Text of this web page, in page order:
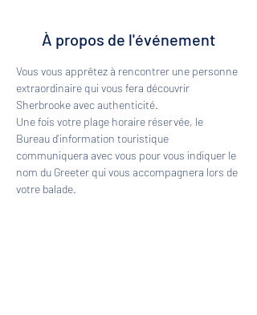
À propos de l'événement
Vous vous apprêtez à rencontrer une personne
extraordinaire qui vous fera découvrir
Sherbrooke avec authenticité.
Une fois votre plage horaire réservée, le
Bureau d'information touristique
communiquera avec vous pour vous indiquer le
nom du Greeter qui vous accompagnera lors de
votre balade.